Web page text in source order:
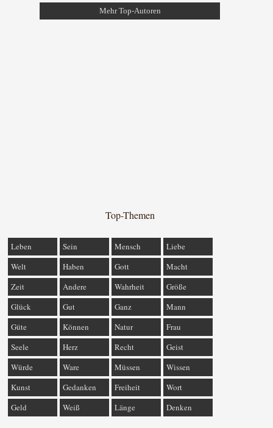
Mehr Top-Autoren
Top-Themen
Leben Sein Mensch
Liebe
Welt
Haben Gott
Macht
Zeit
Andere Wahrheit
Größe
Glück
Gut Ganz
Mann
Güte
Können Natur
Frau
Seele
Herz Recht
Geist
Würde
Ware Müssen
Wissen
Kunst
Gedanken Freiheit
Wort
Geld
Weiß Länge Denken